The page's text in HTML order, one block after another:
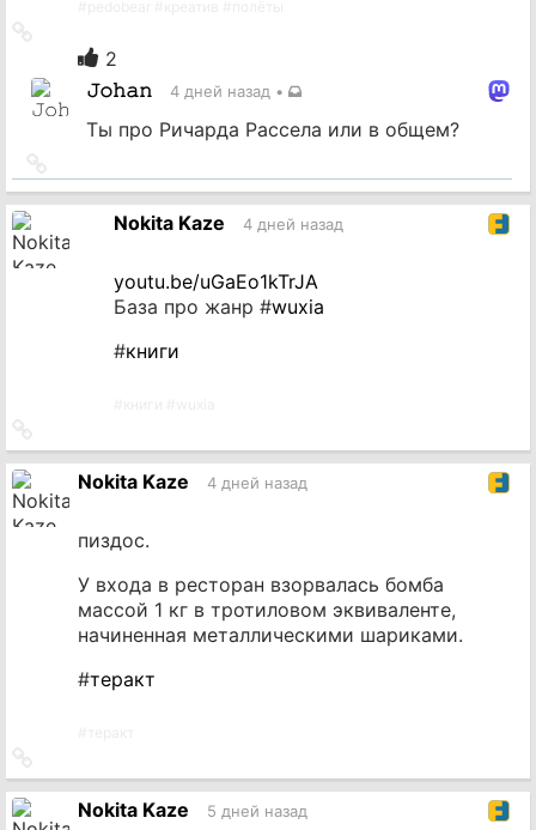
источник
2
𝙹𝚘𝚑𝚊𝚗
4 дней назад •
Ты про Ричарда Рассела или в общем?
на
источник
Nokita Kaze 4 дней назад
youtu.be/uGaEo1kTrJA
База про жанр #wuxia
#книги
на
источникNokita Kaze 4 дней назад
пиздос.
У входа в ресторан взорвалась бомба
массой 1 кг в тротиловом эквиваленте,
начиненная металлическими шариками.
#теракт
на
источникNokita Kaze 5 дней назад